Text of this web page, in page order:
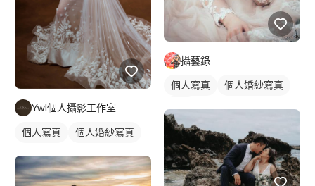
Ywl個人攝影工作室
個人寫真 個人婚紗寫真
攝藝錄
個人寫真
個人婚紗寫真